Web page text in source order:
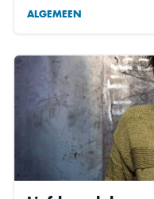
ALGEMEEN